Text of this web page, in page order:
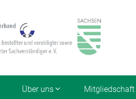
Über uns Mitgliedschaft